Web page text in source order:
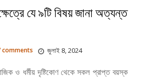
যে ৯টি বিষয় জানা অত্যন্ত
জুলাই 8, 2024
comments
ও ধর্মীয় দৃষ্টিকোণ থেকে সকল প্রাপ্ত বয়স্ক